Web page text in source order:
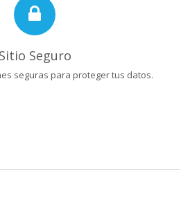
Sitio Seguro
seguras para proteger tus datos.